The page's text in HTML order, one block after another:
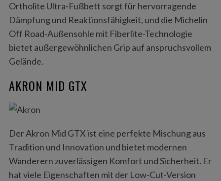
Ortholite Ultra-Fußbett sorgt für hervorragende
Dämpfung und Reaktionsfähigkeit, und die Michelin
Off Road-Außensohle mit Fiberlite-Technologie
bietet außergewöhnlichen Grip auf anspruchsvollem
Gelände.
AKRON MID GTX
Der Akron Mid GTX ist eine perfekte Mischung aus
Tradition und Innovation und bietet modernen
Wanderern zuverlässigen Komfort und Sicherheit. Er
hat viele Eigenschaften mit der Low-Cut-Version